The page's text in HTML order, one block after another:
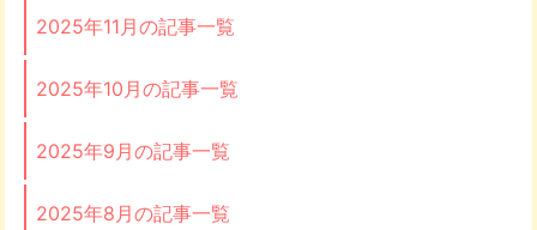
2025年11月の記事一覧
2025年10月の記事一覧
2025年9月の記事一覧
2025年8月の記事一覧